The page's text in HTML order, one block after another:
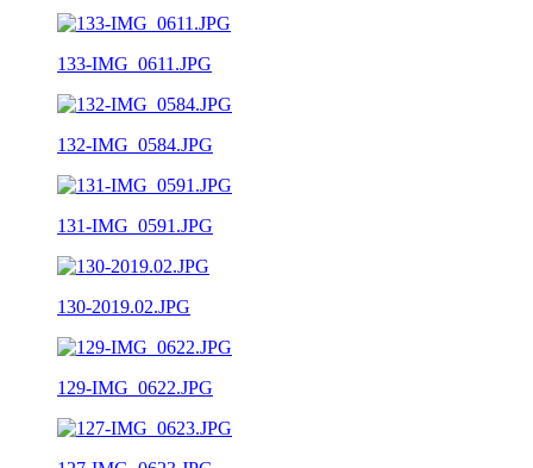
133-IMG_0611.JPG
132-IMG_0584.JPG
131-IMG_0591.JPG
130-2019.02.JPG
129-IMG_0622.JPG